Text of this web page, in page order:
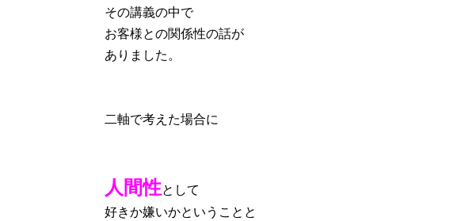
その講義の中で
お客様との関係性の話が
ありました。
二軸で考えた場合に
人間性として
好きか嫌いかということと